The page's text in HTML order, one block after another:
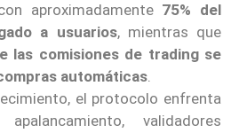
aproximadamente 75% del
a usuarios, mientras que
las comisiones de trading se
automáticas.
el protocolo enfrenta
validadores